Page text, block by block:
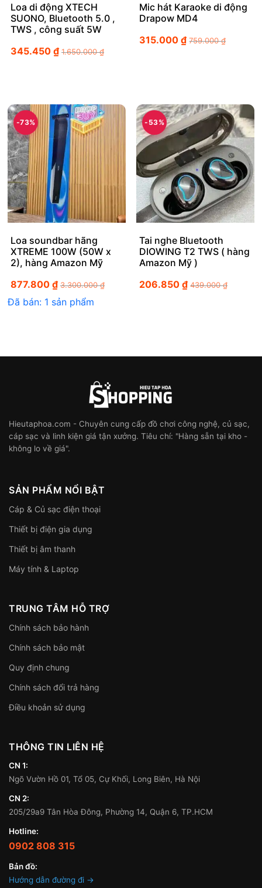
Loa di động XTECH
SUONO, Bluetooth 5.0 ,
TWS , công suất 5W
345.450 ₫ 1.650.000₫
Mic hát Karaoke di động
Drapow MD4
315.000₫ 759.000₫
-73%
Loa soundbar hãng
XTREME 100W (50W x
2), hàng Amazon Mỹ
877.800 ₫ 3.300.000₫
Đã bán: 1 sản phẩm
-53%
Tai nghe Bluetooth
DIOWING T2 TWS ( hàng
Amazon Mỹ )
206.850₫ 439.000₫
Hieutaphoa.com - Chuyên cung cấp đồ chơi công nghệ, củ sạc,
cáp sạc và linh kiện giá tận xưởng. Tiêu chí: "Hàng sẵn tại kho -
không lo về giá".
SẢN PHẨM NỔI BẬT
Cáp & Củ sạc điện thoại
Thiết bị điện gia dụng
Thiết bị âm thanh
Máy tính & Laptop
TRUNG TÂM HỖ TRỢ
Chính sách bảo hành
Chính sách bảo mật
Quy định chung
Chính sách đổi trả hàng
Điều khoản sử dụng
THÔNG TIN LIÊN HỆ
CN 1:
Ngõ Vườn Hồ 01, Tổ 05, Cự Khối, Long Biên, Hà Nội
CN 2:
205/29a9 Tân Hòa Đông, Phường 14, Quận 6, TP.HCM
Hotline:
0902 808 315
Bản đồ:
Hướng dẫn đường đi →